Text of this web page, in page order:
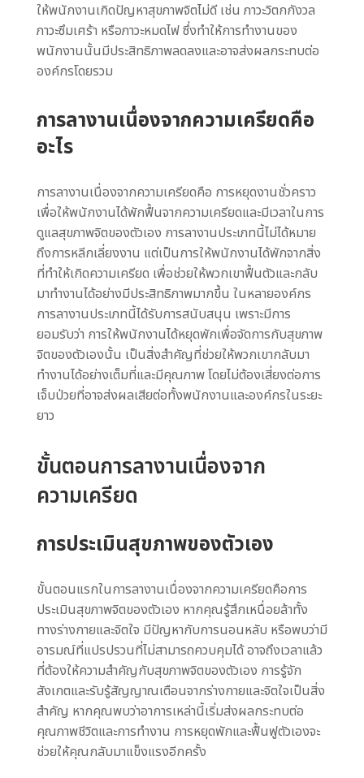
ให้พนักงานเกิดปัญหาสุขภาพจิตไม่ดี เช่น ภาวะวิตกกังวล
ภาวะซึมเศร้า หรือภาวะหมดไฟ ซึ่งทำให้การทำงานของ
พนักงานนั้นมีประสิทธิภาพลดลงและอาจส่งผลกระทบต่อ
องค์กรโดยรวม
การลางานเนื่องจากความเครียดคือ
อะไร
การลางานเนื่องจากความเครียดคือ การหยุดงานชั่วคราว
เพื่อให้พนักงานได้พักฟื้นจากความเครียดและมีเวลาในการ
ดูแลสุขภาพจิตของตัวเอง การลางานประเภทนี้ไม่ได้หมาย
ถึงการหลีกเลี่ยงงาน แต่เป็นการให้พนักงานได้พักจากสิ่ง
ที่ทำให้เกิดความเครียด เพื่อช่วยให้พวกเขาฟื้นตัวและกลับ
มาทำงานได้อย่างมีประสิทธิภาพมากขึ้น ในหลายองค์กร
การลางานประเภทนี้ได้รับการสนับสนุน เพราะมีการ
ยอมรับว่า การให้พนักงานได้หยุดพักเพื่อจัดการกับสุขภาพ
จิตของตัวเองนั้น เป็นสิ่งสำคัญที่ช่วยให้พวกเขากลับมา
ทำงานได้อย่างเต็มที่และมีคุณภาพ โดยไม่ต้องเสี่ยงต่อการ
เจ็บป่วยที่อาจส่งผลเสียต่อทั้งพนักงานและองค์กรในระยะ
ยาว
ขั้นตอนการลางานเนื่องจาก
ความเครียด
การประเมินสุขภาพของตัวเอง
ขั้นตอนแรกในการลางานเนื่องจากความเครียดคือการ
ประเมินสุขภาพจิตของตัวเอง หากคุณรู้สึกเหนื่อยล้าทั้ง
ทางร่างกายและจิตใจ มีปัญหากับการนอนหลับ หรือพบว่ามี
อารมณ์ที่แปรปรวนที่ไม่สามารถควบคุมได้ อาจถึงเวลาแล้ว
ที่ต้องให้ความสำคัญกับสุขภาพจิตของตัวเอง การรู้จัก
สังเกตและรับรู้สัญญาณเตือนจากร่างกายและจิตใจเป็นสิ่ง
สำคัญ หากคุณพบว่าอาการเหล่านี้เริ่มส่งผลกระทบต่อ
คุณภาพชีวิตและการทำงาน การหยุดพักและฟื้นฟูตัวเองจะ
ช่วยให้คุณกลับมาแข็งแรงอีกครั้ง